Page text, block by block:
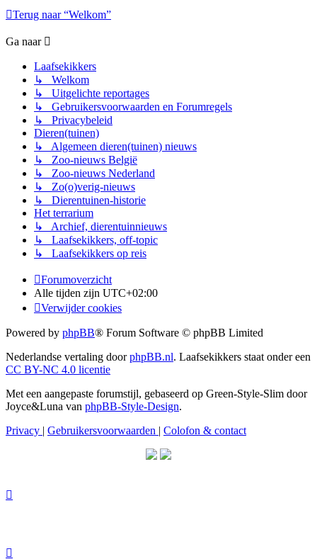
Terug naar “Welkom”
Ga naar
Laafsekikkers
↳ Welkom
↳ Uitgelichte reportages
↳ Gebruikersvoorwaarden en Forumregels
↳ Privacybeleid
Dieren(tuinen)
↳ Algemeen dieren(tuinen) nieuws
↳ Zoo-nieuws België
↳ Zoo-nieuws Nederland
↳ Zo(o)verig-nieuws
↳ Dierentuinen-historie
Het terrarium
↳ Archief, dierentuinnieuws
↳ Laafsekikkers, off-topic
↳ Laafsekikkers op reis
Forumoverzicht
Alle tijden zijn UTC+02:00
Verwijder cookies
Powered by phpBB® Forum Software © phpBB Limited
Nederlandse vertaling doorphpBB.nl. Laafsekikkers staat onder een
CC BY-NC 4.0 licentie
Met een aangepaste forumstijl, gebaseerd op Green-Style-Slim door
Joyce&Luna van phpBB-Style-Design.
Privacy | Gebruikersvoorwaarden | Colofon & contact